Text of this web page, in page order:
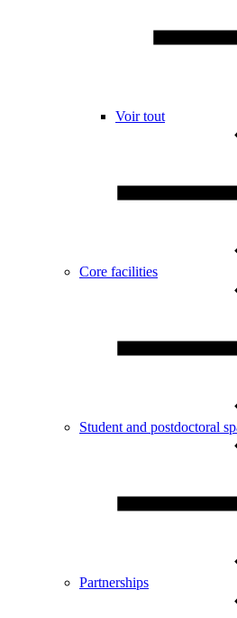
Voir tout
Core facilities
Student and postdoctoral
Partnerships